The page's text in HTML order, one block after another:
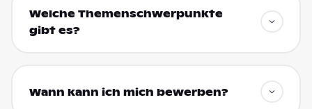
Welche Themenschwerpunkte
gibt es?
Wann kann ich mich bewerben?